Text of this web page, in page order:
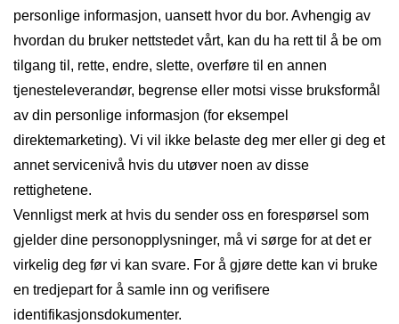
personlige informasjon, uansett hvor du bor. Avhengig av
hvordan du bruker nettstedet vårt, kan du ha rett til å be om
tilgang til, rette, endre, slette, overføre til en annen
tjenesteleverandør, begrense eller motsi visse bruksformål
av din personlige informasjon (for eksempel
direktemarketing). Vi vil ikke belaste deg mer eller gi deg et
annet servicenivå hvis du utøver noen av disse
rettighetene.
Vennligst merk at hvis du sender oss en forespørsel som
gjelder dine personopplysninger, må vi sørge for at det er
virkelig deg før vi kan svare. For å gjøre dette kan vi bruke
en tredjepart for å samle inn og verifisere
identifikasjonsdokumenter.